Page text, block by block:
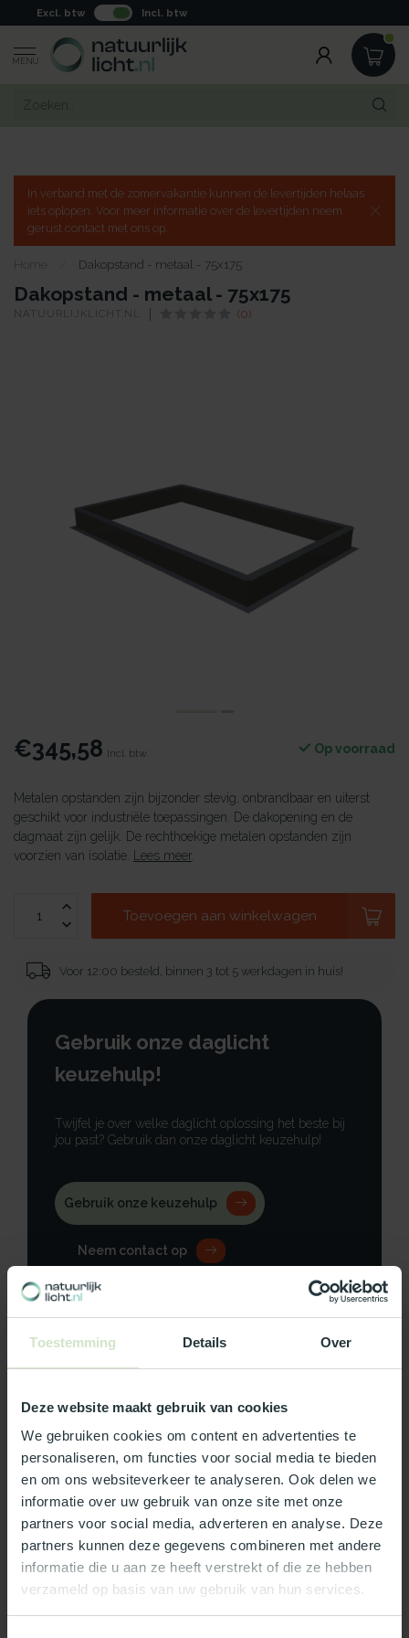
Toestemming Details Over
Deze website maakt gebruik van cookies
We gebruiken cookies om content en advertenties te
personaliseren, om functies voor social media te bieden
en om ons websiteverkeer te analyseren. Ook delen we
informatie over uw gebruik van onze site met onze
partners voor social media, adverteren en analyse. Deze
partners kunnen deze gegevens combineren met andere
informatie die u aan ze heeft verstrekt of die ze hebben
verzameld op basis van uw gebruik van hun services.
Excl. btw Incl. btw
MENU
In verband met de zomervakantie kunnen de levertijden helaas
iets oplopen. Voor meer informatie over de levertijden neem
gerust contact met ons op.
Home Dakopstand - metaal - 75x175
Dakopstand - metaal - 75x175
NATUURLIJKLICHT.NL (0)
€345,58 Incl. btw Op voorraad
Metalen opstanden zijn bijzonder stevig, onbrandbaar en uiterst
geschikt voor industriële toepassingen. De dakopening en de
dagmaat zijn gelijk. De rechthoekige metalen opstanden zijn
voorzien van isolatie.
Lees meer.
Toevoegen aan winkelwagen
Voor 12:00 besteld, binnen 3 tot 5 werkdagen in huis!
Gebruik onze daglicht
keuzehulp!
Twijfel je over welke daglicht oplossing het beste bij
jou past? Gebruik dan onze daglicht keuzehulp!
Gebruik onze keuzehulp
Neem contact op
Specificaties
Reviews
Wat ons écht bijzonder maakt:
Officieel Skylux dealer!
Gratis bezorging in Nederland, m.u.v. de Waddeneilanden
99% uit voorraad leverbaar